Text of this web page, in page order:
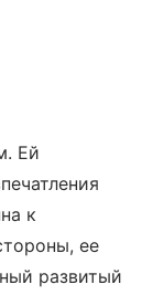
Ей
к
ее
развитый